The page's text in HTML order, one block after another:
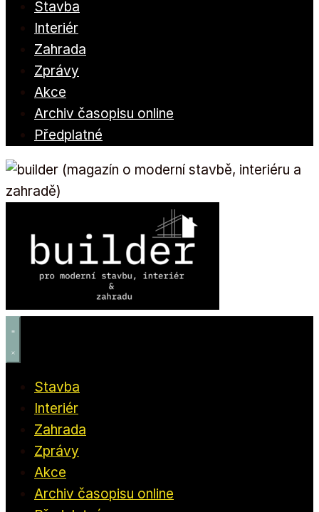
Stavba
Interiér
Zahrada
Zprávy
Akce
Archiv časopisu online
Předplatné
Stavba
Interiér
Zahrada
Zprávy
Akce
Archiv časopisu online